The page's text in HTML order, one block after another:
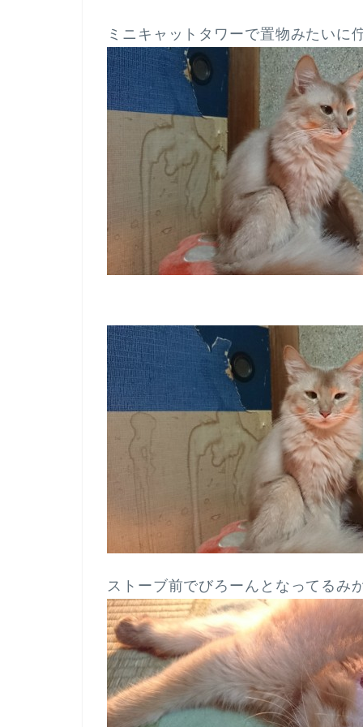
ミニキャットタワーで置物みたいに
ストーブ前でびろーんとなってるみ